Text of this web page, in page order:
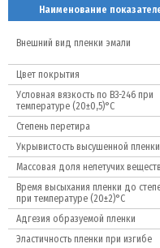
Наименование
Внешний вид пленки эмали
Цвет покрытия
Условная вязкость по ВЗ-246 при
температуре (20±0,5)°С
Степень перетира
Укрывистость высушенной пленки
Массовая доля нелетучих веществ
Время высыхания пленки до
при температуре (20±2)°С
Адгезия образуемой пленки
Эластичность пленки при изгибе